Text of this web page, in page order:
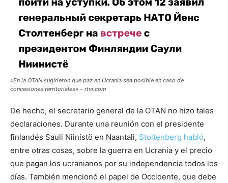
«En la OTAN sugirieron que paz en Ucrania sea posible en caso de
concesiones territoriales» – rtvi.com
De hecho, el secretario general de la OTAN no hizo tales
declaraciones. Durante una reunión con el presidente
finlandés Sauli Niinistö en Naantali, Stoltenberg habló,
entre otras cosas, sobre la guerra en Ucrania y el precio
que pagan los ucranianos por su independencia todos los
días. También mencionó el papel de Occidente, que debe